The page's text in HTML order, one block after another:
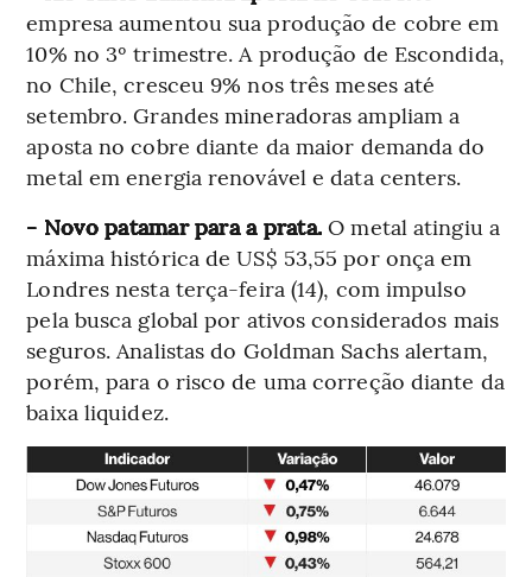
empresa aumentou sua produção de cobre em
10% no 3º trimestre. A produção de Escondida,
no Chile, cresceu 9% nos três meses até
setembro. Grandes mineradoras ampliam a
aposta no cobre diante da maior demanda do
metal em energia renovável e data centers.
- Novo patamar para a prata. O metal atingiu a
máxima histórica de US$ 53,55 por onça em
Londres nesta terça-feira (14), com impulso
pela busca global por ativos considerados mais
seguros. Analistas do Goldman Sachs alertam,
porém, para o risco de uma correção diante da
baixa liquidez.